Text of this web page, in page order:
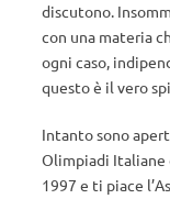
discutono.
con una materia
ogni caso,
questo è il vero
Intanto sono
Olimpiadi Italiane
1997 e ti piace